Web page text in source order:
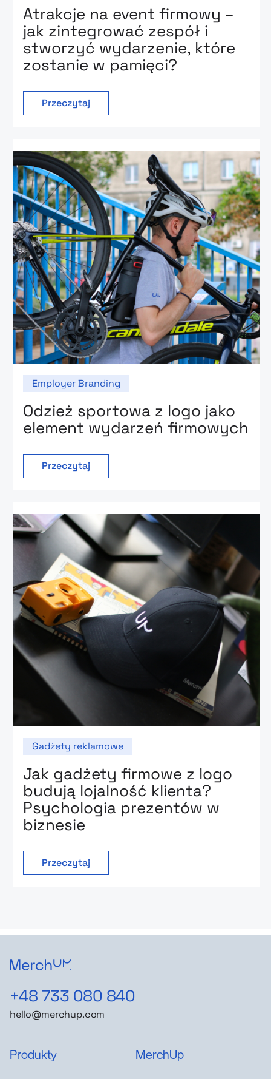
Atrakcje na event firmowy –
jak zintegrować zespół i
stworzyć wydarzenie, które
zostanie w pamięci?
Przeczytaj
Employer Branding
Odzież sportowa z logo jako
element wydarzeń firmowych
Przeczytaj
Gadżety reklamowe
Jak gadżety firmowe z logo
budują lojalność klienta?
Psychologia prezentów w
biznesie
Przeczytaj
+48 733 080 840
hello@merchup.com
Produkty MerchUp